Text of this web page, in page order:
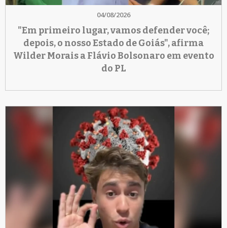
04/08/2026
"Em primeiro lugar, vamos defender você;
depois, o nosso Estado de Goiás", afirma
Wilder Morais a Flávio Bolsonaro em evento
do PL